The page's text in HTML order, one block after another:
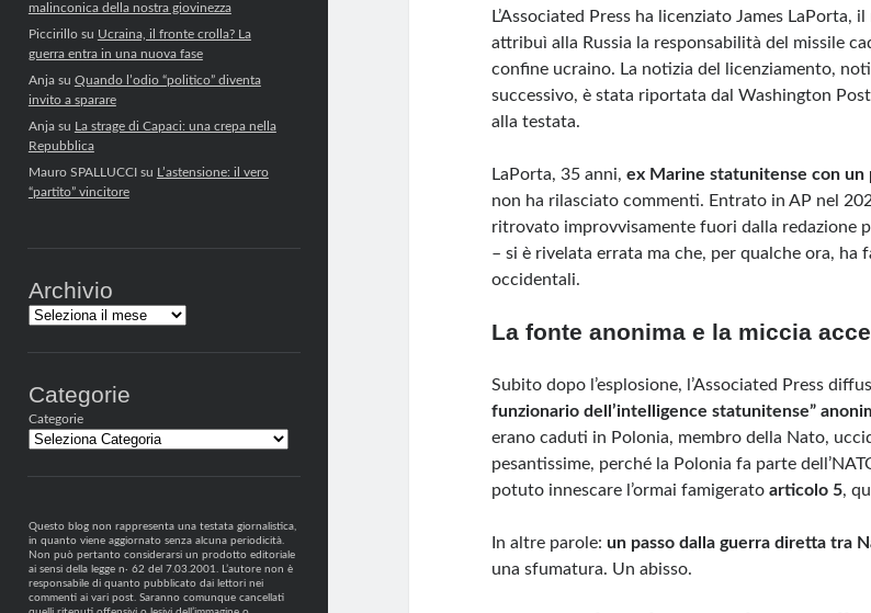
malinconica della nostra giovinezza
Piccirillosu Ucraina, il fronte crolla? La
guerra entra in una nuova fase
Anjasu Quando l’odio “politico” diventa
invito a sparare
Anjasu La strage di Capaci: una crepa nella
Repubblica
Mauro SPALLUCCIsu L’astensione: il vero
“partito” vincitore
Archivio
Archivi
Categorie
Categorie
Questo blog non rappresenta una testata giornalistica,
in quanto viene aggiornato senza alcuna periodicità.
Non può pertanto considerarsi un prodotto editoriale
ai sensi della legge n· 62 del 7.03.2001. L’autore non è
responsabile di quanto pubblicato dai lettori nei
commenti ai vari post. Saranno comunque cancellati
L’Associated Press ha licenziato James
attribuì alla Russia la responsabilità del missile
confine ucraino. La notizia del licenziamento,
successivo, è stata riportata dal Washington
alla testata.
LaPorta, 35 anni,ex Marine statunitense con un
non ha rilasciato commenti. Entrato in AP nel
ritrovato improvvisamente fuori dalla redazione
– si è rivelata errata ma che, per qualche ora, ha
occidentali.
La fonte anonima e la miccia
Subito dopo l’esplosione, l’Associated Press
funzionario dell’intelligence statunitense”
erano caduti in Polonia, membro della Nato,
pesantissime, perché la Polonia fa parte
potuto innescare l’ormai famigeratoarticolo 5,
In altre parole:un passo dalla guerra diretta tra
una sfumatura. Un abisso.